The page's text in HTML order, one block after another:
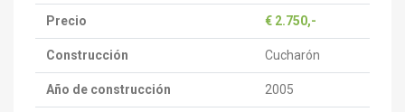
Precio € 2.750,-
Construcción Cucharón
Año de construcción 2005